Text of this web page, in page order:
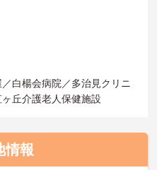
白楊会病院／多治見クリニ
丘介護老人保健施設
情報